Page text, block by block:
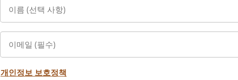
개인정보 보호정책